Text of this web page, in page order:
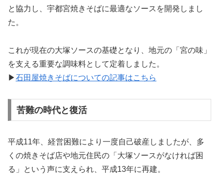
と協力し、宇都宮焼きそばに最適なソースを開発しまし
た。
これが現在の大塚ソースの基礎となり、地元の「宮の味」
を支える重要な調味料として定着しました。
▶石田屋焼きそばについての記事はこちら
苦難の時代と復活
平成11年、経営困難により一度自己破産しましたが、多
くの焼きそば店や地元住民の「大塚ソースがなければ困
る」という声に支えられ、平成13年に再建。